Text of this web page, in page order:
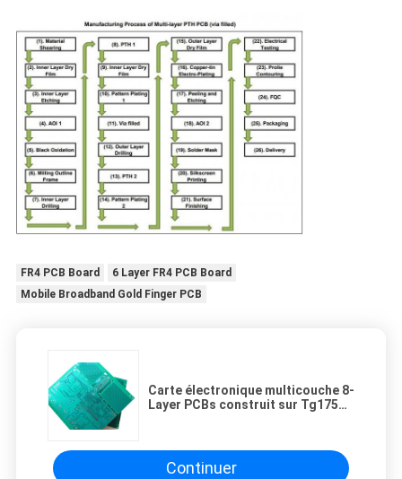
FR4 PCB Board
6 Layer FR4 PCB Board
Mobile Broadband Gold Finger PCB
Carte électronique multicouche 8-
Layer PCBs construit sur Tg175℃
Continuer